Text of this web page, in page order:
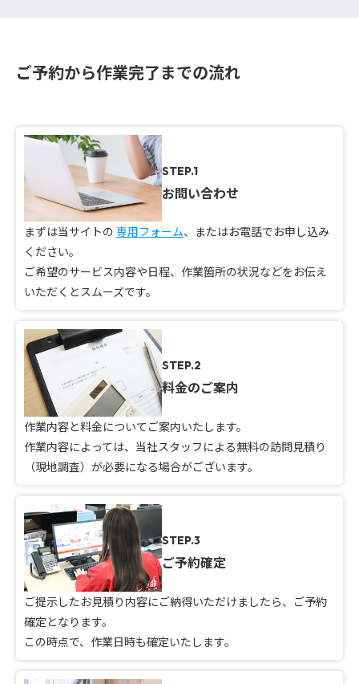
ご予約から作業完了までの流れ
STEP.1
お問い合わせ
まずは当サイトの 専用フォーム、またはお電話でお申し込み
ください。
ご希望のサービス内容や日程、作業箇所の状況などをお伝え
いただくとスムーズです。
STEP.2
料金のご案内
作業内容と料金についてご案内いたします。
作業内容によっては、当社スタッフによる無料の訪問見積り
（現地調査）が必要になる場合がございます。
STEP.3
ご予約確定
ご提示したお見積り内容にご納得いただけましたら、ご予約
確定となります。
この時点で、作業日時も確定いたします。